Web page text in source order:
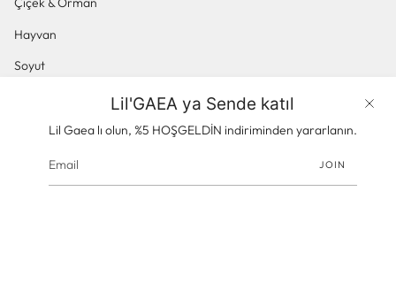
Ürünler
Lil'GAEA ya Sende katıl
Lil Gaea lı olun, %5 HOŞGELDİN indiriminden yararlanın.
JOIN
Hayvan
Soyut
Panoramik & Manzara